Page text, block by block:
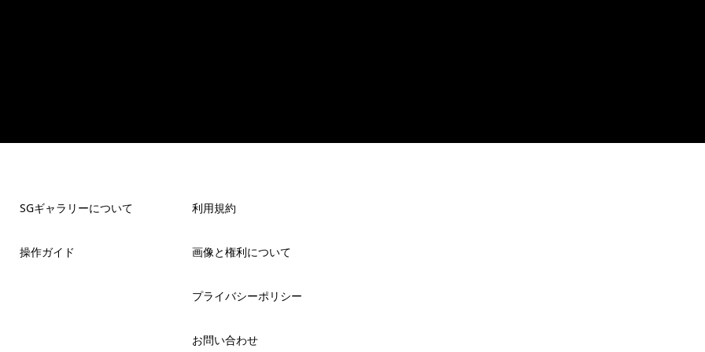
SGギャラリーについて
操作ガイド
利用規約
画像と権利について
プライバシーポリシー
お問い合わせ